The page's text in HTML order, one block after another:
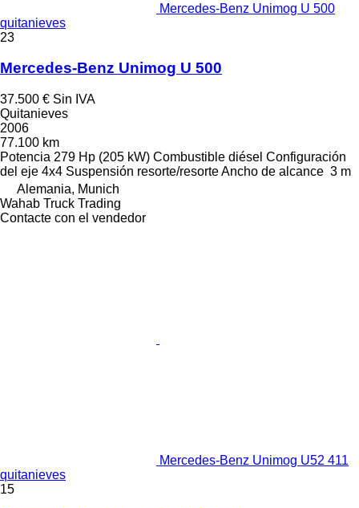
Mercedes-Benz Unimog U 500
quitanieves
23
Mercedes-Benz Unimog U 500
37.500 € Sin IVA
Quitanieves
2006
77.100 km
Potencia 279 Hp (205 kW) Combustible diésel Configuración
del eje 4x4 Suspensión resorte/resorteAncho de alcance 3 m
Alemania, Munich
Wahab Truck Trading
Contacte con el vendedor
Mercedes-Benz Unimog U52 411
quitanieves
15